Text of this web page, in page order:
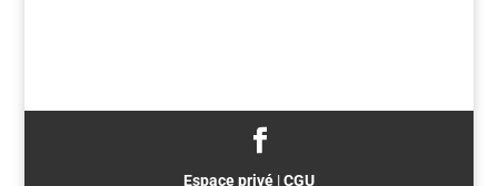
Espace privé|CGU